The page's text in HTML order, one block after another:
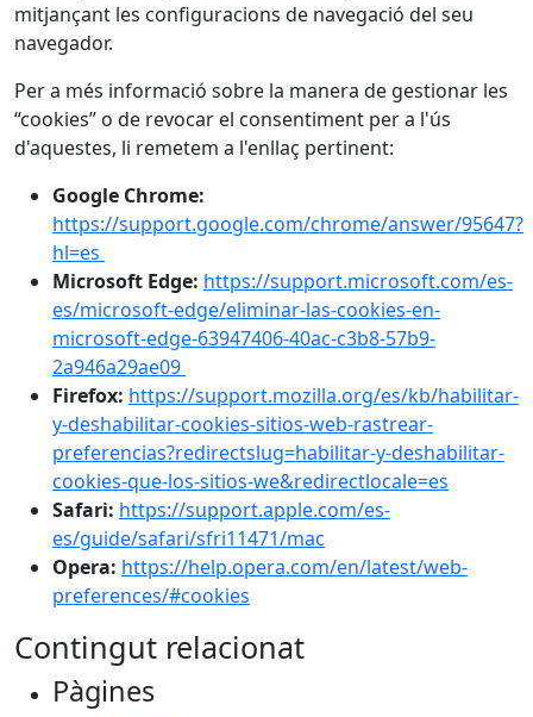
mitjançant les configuracions de navegació del seu
navegador.
Per a més informació sobre la manera de gestionar les
“cookies” o de revocar el consentiment per a l'ús
d'aquestes, li remetem a l'enllaç pertinent:
Google Chrome:
https://support.google.com/chrome/answer/95647?
hl=es
Microsoft Edge: https://support.microsoft.com/es-
es/microsoft-edge/eliminar-las-cookies-en-
microsoft-edge-63947406-40ac-c3b8-57b9-
2a946a29ae09
Firefox: https://support.mozilla.org/es/kb/habilitar-
y-deshabilitar-cookies-sitios-web-rastrear-
preferencias?redirectslug=habilitar-y-deshabilitar-
cookies-que-los-sitios-we&redirectlocale=es
Safari: https://support.apple.com/es-
es/guide/safari/sfri11471/mac
Opera: https://help.opera.com/en/latest/web-
preferences/#cookies
Contingut relacionat
Pàgines